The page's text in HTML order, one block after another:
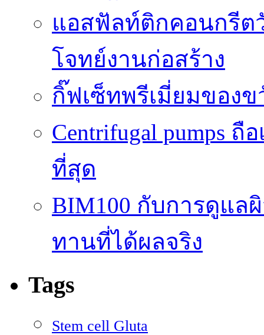
แอสฟัลท์ติกคอนกรี
โจทย์งานก่อสร้าง
กิ๊ฟเซ็ทพรีเมี่ยมของ
Centrifugal pumps
ที่สุด
BIM100 กับการดูแ
ทานที่ได้ผลจริง
Tags
Stem cell Gluta